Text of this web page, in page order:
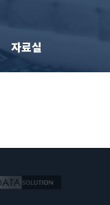
자료실